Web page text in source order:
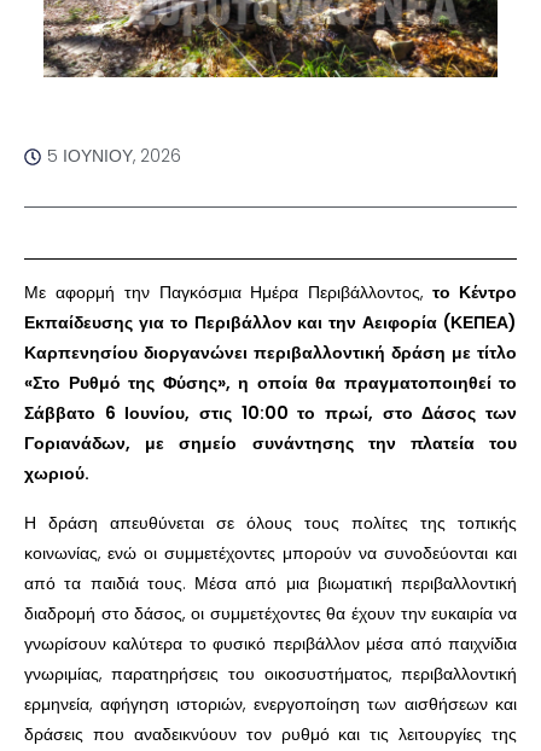
5 ΙΟΥΝΊΟΥ, 2026
Με αφορμή την Παγκόσμια Ημέρα Περιβάλλοντος,το Κέντρο
Εκπαίδευσης για το Περιβάλλον και την Αειφορία (ΚΕΠΕΑ)
Καρπενησίου διοργανώνει περιβαλλοντική δράση με τίτλο
«Στο Ρυθμό της Φύσης», η οποία θα πραγματοποιηθεί το
Σάββατο 6 Ιουνίου, στις 10:00 το πρωί, στο Δάσος των
Γοριανάδων, με σημείο συνάντησης την πλατεία του
χωριού.
Η δράση απευθύνεται σε όλους τους πολίτες της τοπικής
κοινωνίας, ενώ οι συμμετέχοντες μπορούν να συνοδεύονται και
από τα παιδιά τους. Μέσα από μια βιωματική περιβαλλοντική
διαδρομή στο δάσος, οι συμμετέχοντες θα έχουν την ευκαιρία να
γνωρίσουν καλύτερα το φυσικό περιβάλλον μέσα από παιχνίδια
γνωριμίας, παρατηρήσεις του οικοσυστήματος, περιβαλλοντική
ερμηνεία, αφήγηση ιστοριών, ενεργοποίηση των αισθήσεων και
δράσεις που αναδεικνύουν τον ρυθμό και τις λειτουργίες της